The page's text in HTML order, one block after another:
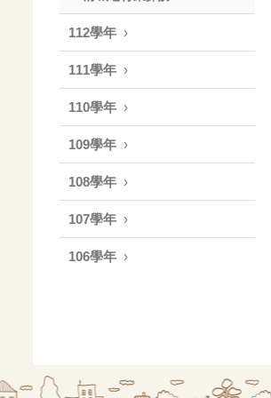
112學年
111學年
110學年
109學年
108學年
107學年
106學年